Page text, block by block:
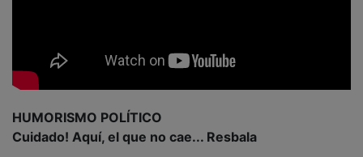
HUMORISMO POLÍTICO
Cuidado! Aquí, el que no cae... Resbala